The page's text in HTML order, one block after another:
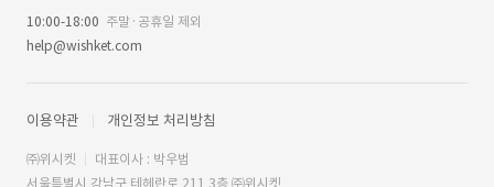
10:00-18:00 주말·공휴일 제외
help@wishket.com
이용약관 개인정보 처리방침
㈜위시켓
대표이사 : 박우범
서울특별시 강남구 테헤란로 211 3층 ㈜위시켓